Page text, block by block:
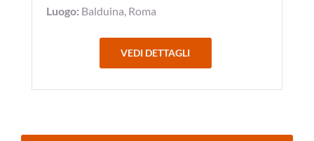
Luogo: Balduina, Roma
VEDI DETTAGLI